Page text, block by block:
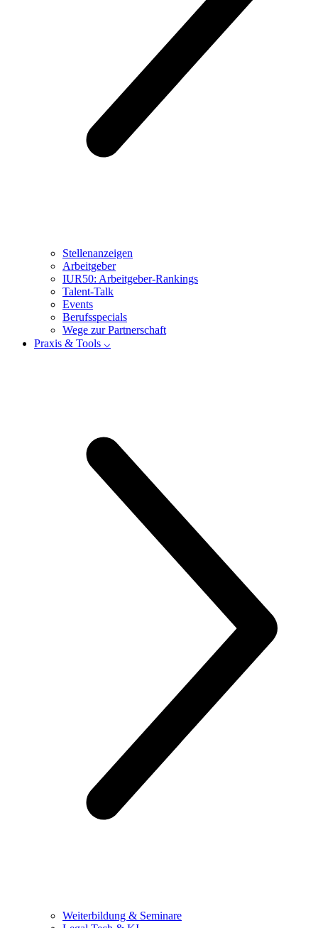
Stellenanzeigen
Arbeitgeber
IUR50: Arbeitgeber-Rankings
Talent-Talk
Events
Berufsspecials
Wege zur Partnerschaft
Praxis & Tools ⌵
Weiterbildung & Seminare